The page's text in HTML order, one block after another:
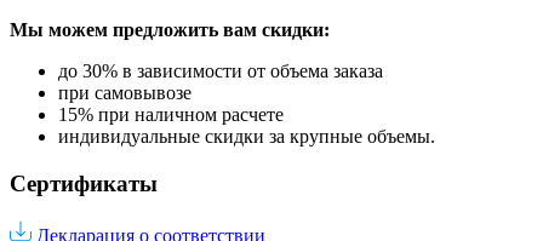
Мы можем предложить вам скидки:
до 30% в зависимости от объема заказа
при самовывозе
15% при наличном расчете
индивидуальные скидки за крупные объемы.
Сертификаты
Декларация о соответствии